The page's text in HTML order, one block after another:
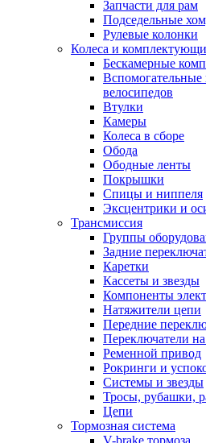
Запчасти для рам
Подседельные
Рулевые колонки
Колеса и
Бескамерные
Вспомогательные
велосипедов
Втулки
Камеры
Колеса в сборе
Обода
Ободные ленты
Покрышки
Спицы и ниппеля
Эксцентрики и
Трансмиссия
Группы
Задние
Каретки
Кассеты и звезды
Компоненты
Натяжители цепи
Передние
Переключатели
Ременной привод
Рокринги и
Системы и звезды
Тросы, рубашки,
Цепи
Тормозная система
V-brake тормоза